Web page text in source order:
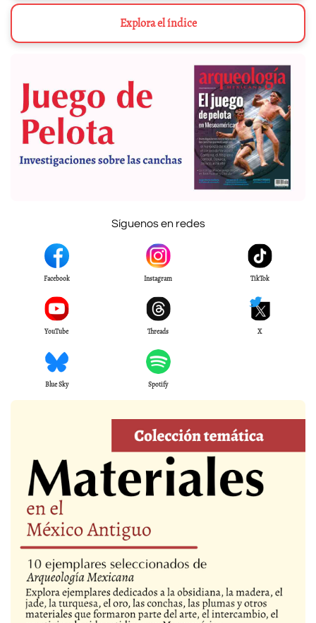
Explora el índice
Síguenos en redes
Facebook Instagram TikTok
YouTube Threads X
Blue Sky Spotify